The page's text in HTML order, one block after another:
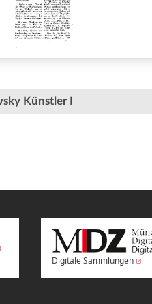
Künstler I
Digitale Sammlungen